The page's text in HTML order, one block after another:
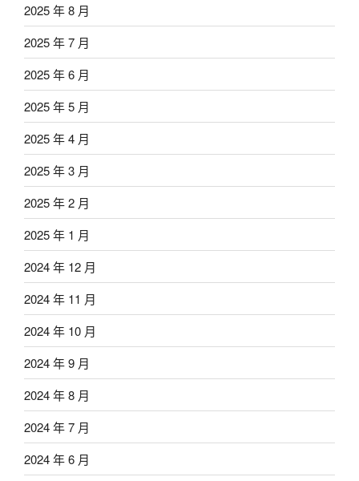
2025 年 8 月
2025 年 7 月
2025 年 6 月
2025 年 5 月
2025 年 4 月
2025 年 3 月
2025 年 2 月
2025 年 1 月
2024 年 12 月
2024 年 11 月
2024 年 10 月
2024 年 9 月
2024 年 8 月
2024 年 7 月
2024 年 6 月